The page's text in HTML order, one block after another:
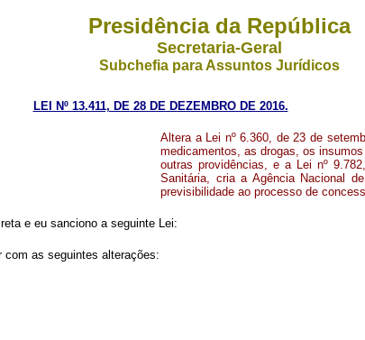
Presidência da República
Secretaria-Geral
Subchefia para Assuntos Jurídicos
LEI Nº 13.411, DE 28 DE DEZEMBRO DE 2016.
Altera a Lei nº 6.360, de 23 de
medicamentos, as drogas, os
outras providências, e a Lei nº
Sanitária, cria a Agência Nacional
previsibilidade ao processo de
e eu sanciono a seguinte Lei:
com as seguintes alterações: